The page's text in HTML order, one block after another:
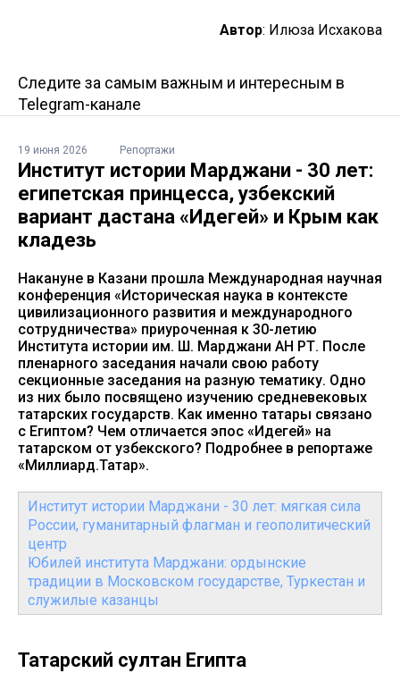
Автор: Илюза Исхакова
Следите за самым важным и интересным в
Telegram-канале
19 июня 2026 Репортажи
Институт истории Марджани - 30 лет:
египетская принцесса, узбекский
вариант дастана «Идегей» и Крым как
кладезь
Накануне в Казани прошла Международная научная
конференция «Историческая наука в контексте
цивилизационного развития и международного
сотрудничества» приуроченная к 30-летию
Института истории им. Ш. Марджани АН РТ. После
пленарного заседания начали свою работу
секционные заседания на разную тематику. Одно
из них было посвящено изучению средневековых
татарских государств. Как именно татары связано
с Египтом? Чем отличается эпос «Идегей» на
татарском от узбекского? Подробнее в репортаже
«Миллиард.Татар».
Институт истории Марджани - 30 лет: мягкая сила
России, гуманитарный флагман и геополитический
центр
Юбилей института Марджани: ордынские
традиции в Московском государстве, Туркестан и
служилые казанцы
Татарский султан Египта